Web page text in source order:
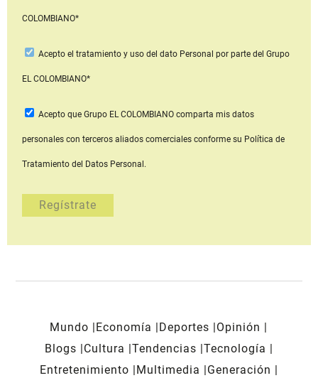
COLOMBIANO*
Acepto el tratamiento y uso del dato Personal por parte del Grupo
EL COLOMBIANO*
Acepto que Grupo EL COLOMBIANOcomparta mis datos
personales con terceros aliados comerciales conforme su Política de
Tratamiento del Datos Personal.
Mundo Economía Deportes
Opinión
Blogs
Cultura Tendencias Tecnología
Entretenimiento
Multimedia
Generación